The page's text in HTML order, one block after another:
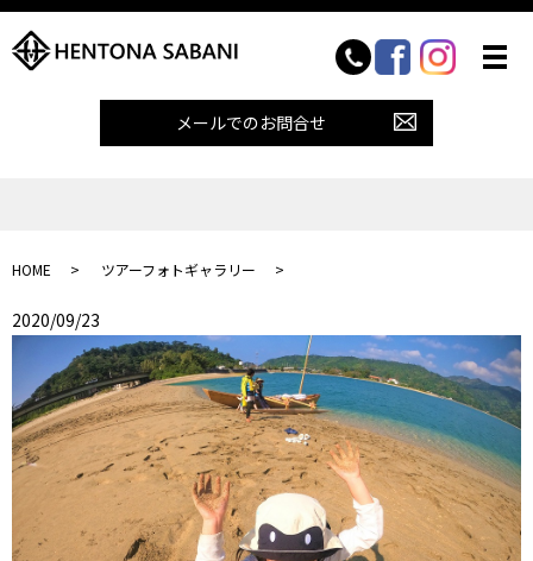
メールでのお問合せ
HOME ツアーフォトギャラリー
2020/09/23